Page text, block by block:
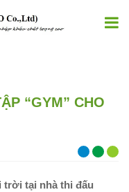
“GYM” CHO
tại nhà thi đấu